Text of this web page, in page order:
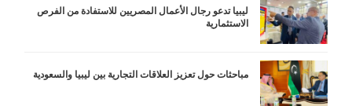
ليبيا تدعو رجال الأعمال المصريين للاستفادة من الفرص
الاستثمارية
مباحثات حول تعزيز العلاقات التجارية بين ليبيا والسعودية